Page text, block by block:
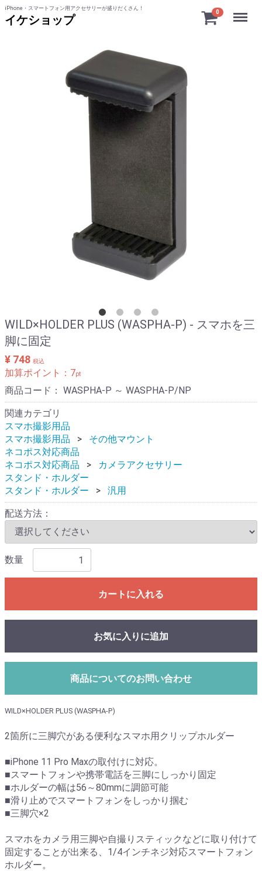
iPhone・スマートフォン用アクセサリーが盛りだくさん！
イケショップ
0 Menu
WILD×HOLDER PLUS (WASPHA-P) - スマホを三
脚に固定
¥ 748 税込
加算ポイント： 7pt
商品コード： WASPHA-P ～ WASPHA-P/NP
関連カテゴリ
スマホ撮影用品
スマホ撮影用品
その他マウント
ネコポス対応商品
ネコポス対応商品
カメラアクセサリー
スタンド・ホルダー
スタンド・ホルダー
汎用
配送方法：
数量
カートに入れる
お気に入りに追加
商品についてのお問い合わせ
WILD×HOLDER PLUS (WASPHA-P)
2箇所に三脚穴がある便利なスマホ用クリップホルダー
■iPhone 11 Pro Maxの取付けに対応。
■スマートフォンや携帯電話を三脚にしっかり固定
■ホルダーの幅は56～80mmに調節可能
■滑り止めでスマートフォンをしっかり掴む
■三脚穴×2
スマホをカメラ用三脚や自撮りスティックなどに取り付けて
固定することが出来る、1/4インチネジ対応スマートフォン
ホルダー。